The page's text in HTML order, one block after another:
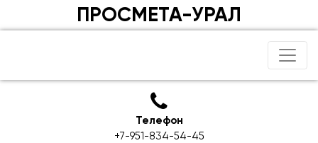
ПРОСМЕТА-УРАЛ
Телефон
+7-951-834-54-45